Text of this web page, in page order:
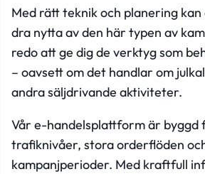
Med rätt teknik och planering
dra nytta av den här typen av
redo att ge dig de verktyg som
– oavsett om det handlar om
andra säljdrivande aktiviteter.
Vår e-handelsplattform är byggd
trafiknivåer, stora orderflöden
kampanjperioder. Med kraftfull